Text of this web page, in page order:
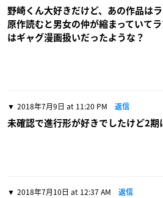
野崎くん大好きだけど、あの作品は
原作読むと男女の仲が縮まっていて
はギャグ漫画扱いだったような？
2018年7月9日 at 11:20 PM 返信
未確認で進行形が好きでしたけど2期
2018年7月10日 at 12:37 AM 返信